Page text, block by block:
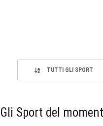
TUTTI GLI SPORT
Gli Sport del